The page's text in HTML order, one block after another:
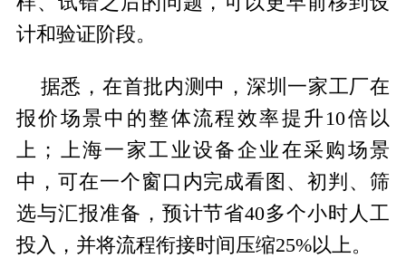
计和验证阶段。
据悉，在首批内测中，深圳一家工厂在
报价场景中的整体流程效率提升10倍以
上；上海一家工业设备企业在采购场景
中，可在一个窗口内完成看图、初判、筛
选与汇报准备，预计节省40多个小时人工
投入，并将流程衔接时间压缩25%以上。